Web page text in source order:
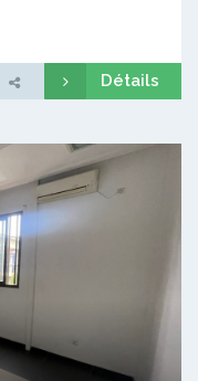
Détails